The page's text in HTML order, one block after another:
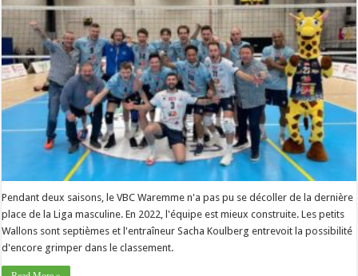
« Sixième,
septième
ou
huitième
tatouage
cette
année »
Pendant deux saisons, le VBC Waremme n'a pas pu se décoller de la dernière
place de la Liga masculine. En 2022, l'équipe est mieux construite. Les petits
Wallons sont septièmes et l'entraîneur Sacha Koulberg entrevoit la possibilité
d'encore grimper dans le classement.